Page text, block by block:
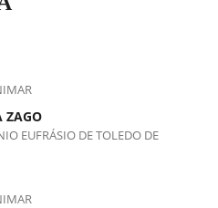
ZAGO
EUFRÁSIO DE TOLEDO DE